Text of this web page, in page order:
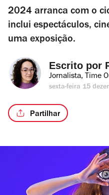
2024 arranca com o
inclui espectáculos,
uma exposição.
Escrito por
Jornalista, Time
sexta-feira 15
Partilhar